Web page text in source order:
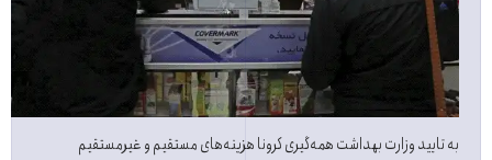
به تایید وزارت بهداشت همه‌گیری کرونا هزینه‌های مستقیم و غیرمستقیم